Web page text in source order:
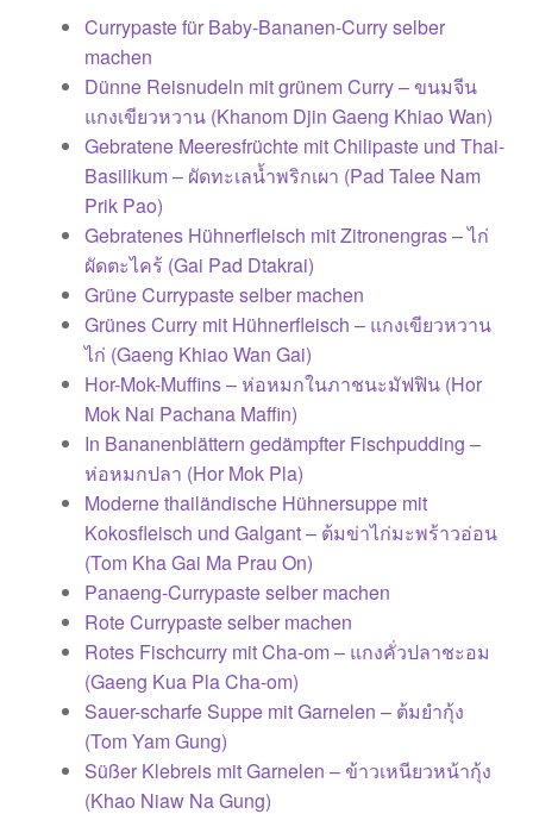
Currypaste für Baby-Bananen-Curry selber
machen
Dünne Reisnudeln mit grünem Curry – ขนมจีน
แกงเขียวหวาน (Khanom Djin Gaeng Khiao Wan)
Gebratene Meeresfrüchte mit Chilipaste und Thai-
Basilikum – ผัดทะเลน้ำพริกเผา (Pad Talee Nam
Prik Pao)
Gebratenes Hühnerfleisch mit Zitronengras – ไก่
ผัดตะไคร้ (Gai Pad Dtakrai)
Grüne Currypaste selber machen
Grünes Curry mit Hühnerfleisch – แกงเขียวหวาน
ไก่ (Gaeng Khiao Wan Gai)
Hor-Mok-Muffins – ห่อหมกในภาชนะมัฟฟิน (Hor
Mok Nai Pachana Maffin)
In Bananenblättern gedämpfter Fischpudding –
ห่อหมกปลา (Hor Mok Pla)
Moderne thailändische Hühnersuppe mit
Kokosfleisch und Galgant – ต้มข่าไก่มะพร้าวอ่อน
(Tom Kha Gai Ma Prau On)
Panaeng-Currypaste selber machen
Rote Currypaste selber machen
Rotes Fischcurry mit Cha-om – แกงคั่วปลาชะอม
(Gaeng Kua Pla Cha-om)
Sauer-scharfe Suppe mit Garnelen – ต้มยำกุ้ง
(Tom Yam Gung)
Süßer Klebreis mit Garnelen – ข้าวเหนียวหน้ากุ้ง
(Khao Niaw Na Gung)